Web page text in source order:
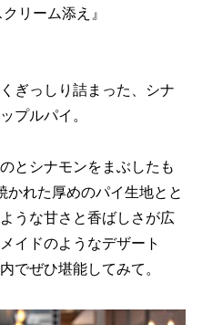
リーム添え』
ぎっしり詰まった、シナ
プルパイ。
とシナモンをまぶしたも
かれた厚めのパイ生地とと
うな甘さと香ばしさが広
イドのようなデザート
でぜひ堪能してみて。